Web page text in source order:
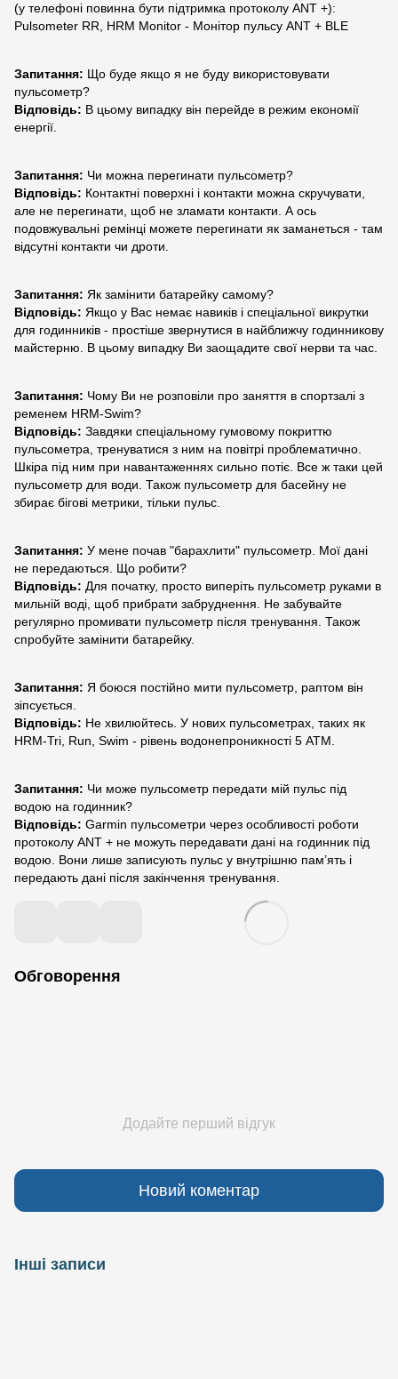
(у телефоні повинна бути підтримка протоколу ANT +):
Pulsometer RR, HRM Monitor - Монітор пульсу ANT + BLE
Запитання: Що буде якщо я не буду використовувати
пульсометр?
Відповідь: В цьому випадку він перейде в режим економії
енергії.
Запитання: Чи можна перегинати пульсометр?
Відповідь: Контактні поверхні і контакти можна скручувати,
але не перегинати, щоб не зламати контакти. А ось
подовжувальні ремінці можете перегинати як заманеться - там
відсутні контакти чи дроти.
Запитання: Як замінити батарейку самому?
Відповідь: Якщо у Вас немає навиків і спеціальної викрутки
для годинників - простіше звернутися в найближчу годинникову
майстерню. В цьому випадку Ви заощадите свої нерви та час.
Запитання: Чому Ви не розповіли про заняття в спортзалі з
ременем HRM-Swim?
Відповідь: Завдяки спеціальному гумовому покриттю
пульсометра, тренуватися з ним на повітрі проблематично.
Шкіра під ним при навантаженнях сильно потіє. Все ж таки цей
пульсометр для води. Також пульсометр для басейну не
збирає бігові метрики, тільки пульс.
Запитання: У мене почав "барахлити" пульсометр. Мої дані
не передаються. Що робити?
Відповідь: Для початку, просто виперіть пульсометр руками в
мильній воді, щоб прибрати забруднення. Не забувайте
регулярно промивати пульсометр після тренування. Також
спробуйте замінити батарейку.
Запитання: Я боюся постійно мити пульсометр, раптом він
зіпсується.
Відповідь: Не хвилюйтесь. У нових пульсометрах, таких як
HRM-Tri, Run, Swim - рівень водонепроникності 5 АТМ.
Запитання: Чи може пульсометр передати мій пульс під
водою на годинник?
Відповідь: Garmin пульсометри через особливості роботи
протоколу ANT + не можуть передавати дані на годинник під
водою. Вони лише записують пульс у внутрішню пам’ять і
передають дані після закінчення тренування.
Обговорення
Додайте перший відгук
Новий коментар
Інші записи